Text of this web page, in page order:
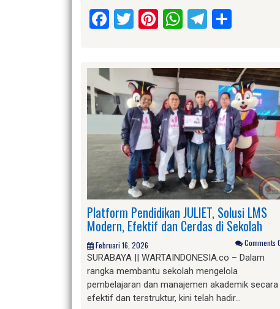
Facebook
Twitter
Pinterest
WhatsApp
Telegram
Platform Pendidikan JULIET, Solusi LMS
Modern, Efektif dan Cerdas di Sekolah
Februari 16, 2026 Comments
SURABAYA || WARTAINDONESIA.co – Dalam
rangka membantu sekolah mengelola
pembelajaran dan manajemen akademik secara
efektif dan terstruktur, kini telah hadir…